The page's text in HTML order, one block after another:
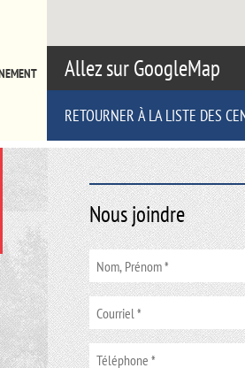
Allez sur GoogleMap
RETOURNER À LA LISTE DES
Nous joindre